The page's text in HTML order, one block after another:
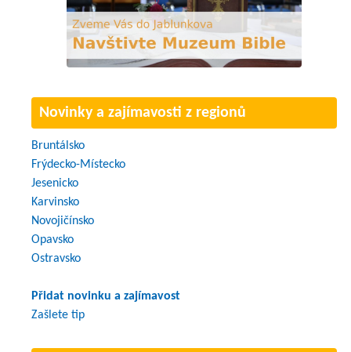
Novinky a zajímavosti z regionů
Bruntálsko
Frýdecko-Místecko
Jesenicko
Karvinsko
Novojičínsko
Opavsko
Ostravsko
Přidat novinku a zajímavost
Zašlete tip